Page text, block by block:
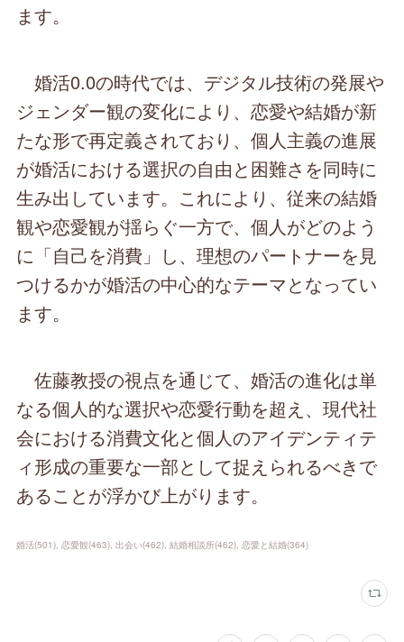
ます。
婚活0.0の時代では、デジタル技術の発展や
ジェンダー観の変化により、恋愛や結婚が新
たな形で再定義されており、個人主義の進展
が婚活における選択の自由と困難さを同時に
生み出しています。これにより、従来の結婚
観や恋愛観が揺らぐ一方で、個人がどのよう
に「自己を消費」し、理想のパートナーを見
つけるかが婚活の中心的なテーマとなってい
ます。
佐藤教授の視点を通じて、婚活の進化は単
なる個人的な選択や恋愛行動を超え、現代社
会における消費文化と個人のアイデンティテ
ィ形成の重要な一部として捉えられるべきで
あることが浮かび上がります。
婚活(501) 恋愛観(463) 出会い(462) 結婚相談所(462) 恋愛と結婚(364)